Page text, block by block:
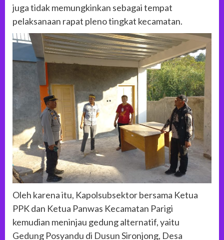
juga tidak memungkinkan sebagai tempat
pelaksanaan rapat pleno tingkat kecamatan.
Oleh karena itu, Kapolsubsektor bersama Ketua
PPK dan Ketua Panwas Kecamatan Parigi
kemudian meninjau gedung alternatif, yaitu
Gedung Posyandu di Dusun Sironjong, Desa